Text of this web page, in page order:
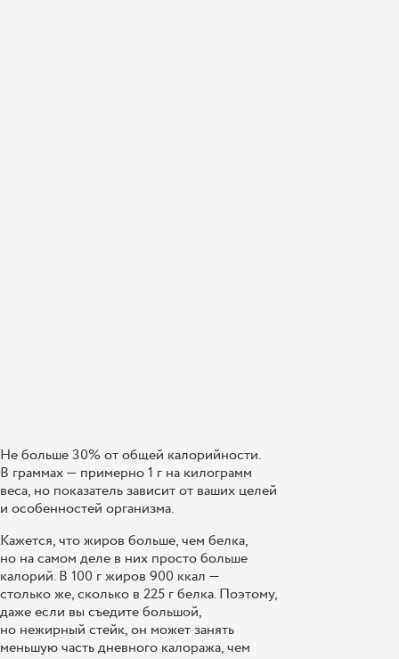
Не больше 30% от общей калорийности.
В граммах — примерно 1 г на килограмм
веса, но показатель зависит от ваших целей
и особенностей организма.
Кажется, что жиров больше, чем белка,
но на самом деле в них просто больше
калорий. В 100 г жиров 900 ккал —
столько же, сколько в 225 г белка. Поэтому,
даже если вы съедите большой,
но нежирный стейк, он может занять
меньшую часть дневного калоража, чем